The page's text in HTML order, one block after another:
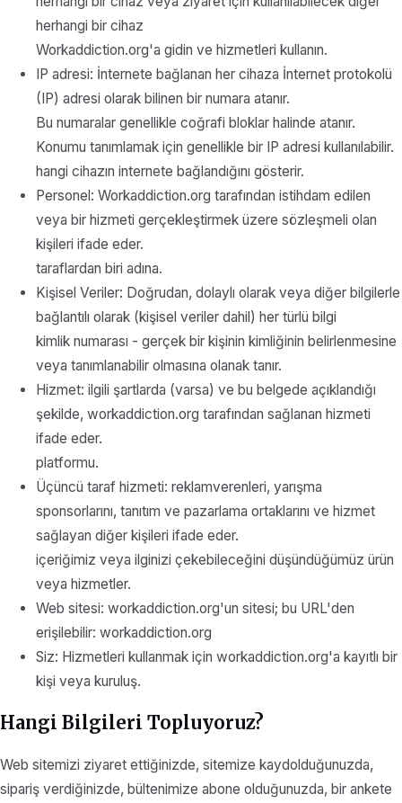
herhangi bir cihaz
Workaddiction.org'a gidin ve hizmetleri kullanın.
IP adresi: İnternete bağlanan her cihaza İnternet protokolü
(IP) adresi olarak bilinen bir numara atanır.
Bu numaralar genellikle coğrafi bloklar halinde atanır.
Konumu tanımlamak için genellikle bir IP adresi kullanılabilir.
hangi cihazın internete bağlandığını gösterir.
Personel: Workaddiction.org tarafından istihdam edilen
veya bir hizmeti gerçekleştirmek üzere sözleşmeli olan
kişileri ifade eder.
taraflardan biri adına.
Kişisel Veriler: Doğrudan, dolaylı olarak veya diğer bilgilerle
bağlantılı olarak (kişisel veriler dahil) her türlü bilgi
kimlik numarası - gerçek bir kişinin kimliğinin belirlenmesine
veya tanımlanabilir olmasına olanak tanır.
Hizmet: ilgili şartlarda (varsa) ve bu belgede açıklandığı
şekilde, workaddiction.org tarafından sağlanan hizmeti
ifade eder.
platformu.
Üçüncü taraf hizmeti: reklamverenleri, yarışma
sponsorlarını, tanıtım ve pazarlama ortaklarını ve hizmet
sağlayan diğer kişileri ifade eder.
içeriğimiz veya ilginizi çekebileceğini düşündüğümüz ürün
veya hizmetler.
Web sitesi: workaddiction.org'un sitesi; bu URL'den
erişilebilir: workaddiction.org
Siz: Hizmetleri kullanmak için workaddiction.org'a kayıtlı bir
kişi veya kuruluş.
Hangi Bilgileri Topluyoruz?
Web sitemizi ziyaret ettiğinizde, sitemize kaydolduğunuzda,
sipariş verdiğinizde, bültenimize abone olduğunuzda, bir ankete